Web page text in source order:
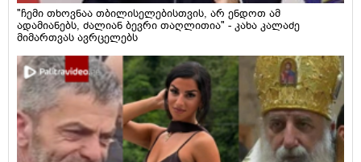
"ჩემი თხოვნაა თბილისელებისთვის, არ ენდოთ ამ
ადამიანებს, ძალიან ბევრი თაღლითია" - კახა კალაძე
მიმართვას ავრცელებს